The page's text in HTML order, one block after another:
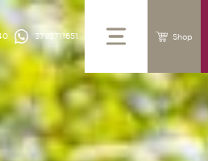
3792711651 Shop